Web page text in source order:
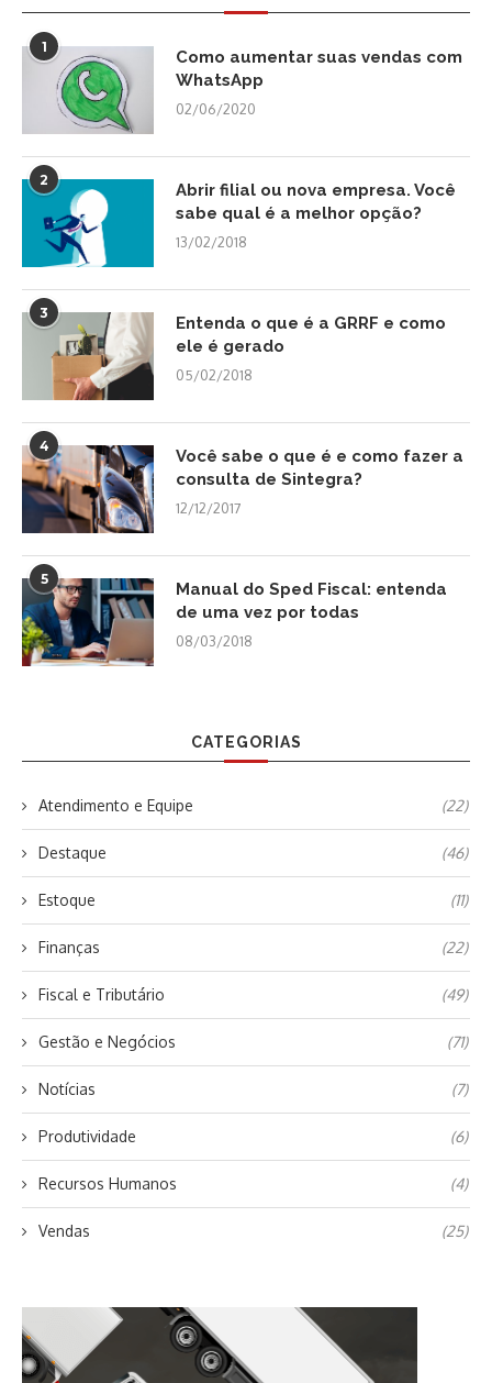
1
Como aumentar suas vendas com
WhatsApp
02/06/2020
2
Abrir filial ou nova empresa. Você
sabe qual é a melhor opção?
13/02/2018
3
Entenda o que é a GRRF e como
ele é gerado
05/02/2018
4
Você sabe o que é e como fazer a
consulta de Sintegra?
12/12/2017
5
Manual do Sped Fiscal: entenda
de uma vez por todas
08/03/2018
CATEGORIAS
Atendimento e Equipe (22)
Destaque (46)
Estoque (11)
Finanças (22)
Fiscal e Tributário (49)
Gestão e Negócios (71)
Notícias (7)
Produtividade (6)
Recursos Humanos (4)
Vendas (25)